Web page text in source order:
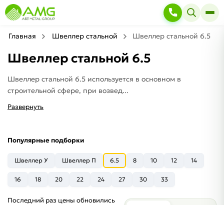
Главная Швеллер стальной Швеллер стальной 6.5
Швеллер стальной 6.5
Швеллер стальной 6.5 используется в основном в
строительной сфере, при возвед...
Развернуть
Популярные подборки
Швеллер У Швеллер П 6.5 8 10 12 14
16 18 20 22 24 27 30 33
Последний раз цены обновились